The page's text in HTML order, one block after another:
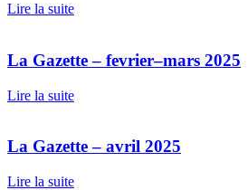
Lire la suite
La Gazette – fevrier–mars 2025
Lire la suite
La Gazette – avril 2025
Lire la suite